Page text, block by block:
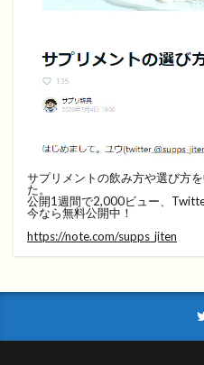
サプリメントの飲み方や選び方
た。
公開1週間で2,000ビュー、
今なら無料公開中！
https://note.com/supps_jiten